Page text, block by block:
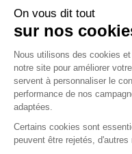
On vous dit tout
sur nos
Plateforme de
Nous utilisons des cookies
notre site pour améliorer
servent à personnaliser le
performance de nos
adaptées.
Certains cookies sont
peuvent être rejetés,
Adhérez à notre
de la Fonction
Adhésion simple et
Des garanties
Pas de limite d’âge